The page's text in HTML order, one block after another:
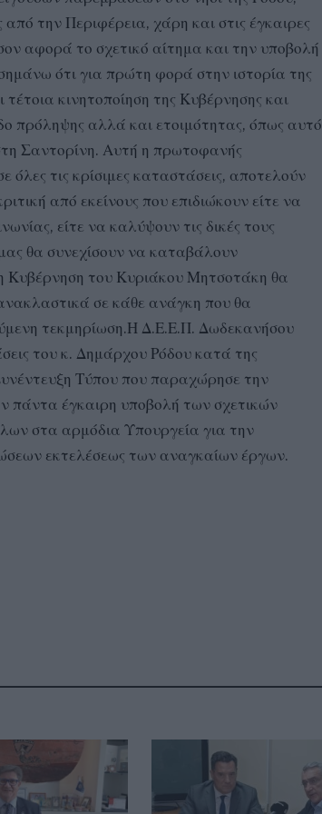
την Περιφέρεια, χάρη και στις έγκαιρες
αφορά το σχετικό αίτημα και την υποβολή
ότι για πρώτη φορά στην ιστορία της
κινητοποίηση της Κυβέρνησης και
πρόληψης αλλά και ετοιμότητας, όπως αυτό
Σαντορίνη. Αυτή η πρωτοφανής
τις κρίσιμες καταστάσεις, αποτελούν
από εκείνους που επιδιώκουν είτε να
είτε να καλύψουν τις δικές τους
μας θα συνεχίσουν να καταβάλουν
Κυβέρνηση του Κυριάκου Μητσοτάκη θα
σε κάθε ανάγκη που θα
τεκμηρίωση.Η Δ.Ε.Ε.Π. Δωδεκανήσου
του κ. Δημάρχου Ρόδου κατά της
Τύπου που παραχώρησε την
πάντα έγκαιρη υποβολή των σχετικών
στα αρμόδια Υπουργεία για την
εκτελέσεως των αναγκαίων έργων.